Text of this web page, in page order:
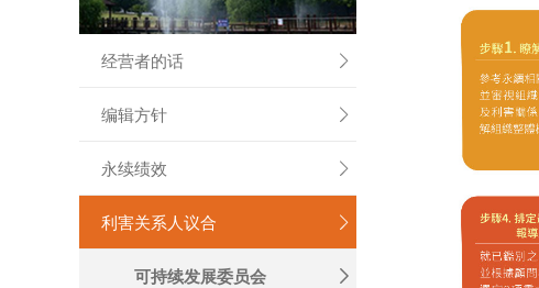
经营者的话 
编辑方针 
永续绩效 
利害关系人议合 

可持续发展委员会